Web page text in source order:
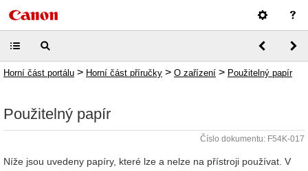
Horní část portálu > Horní část příručky > O zařízení > Použitelný papír
Použitelný papír
Číslo dokumentu: F54K-017
Níže jsou uvedeny papíry, které lze a nelze na přístroji používat. V